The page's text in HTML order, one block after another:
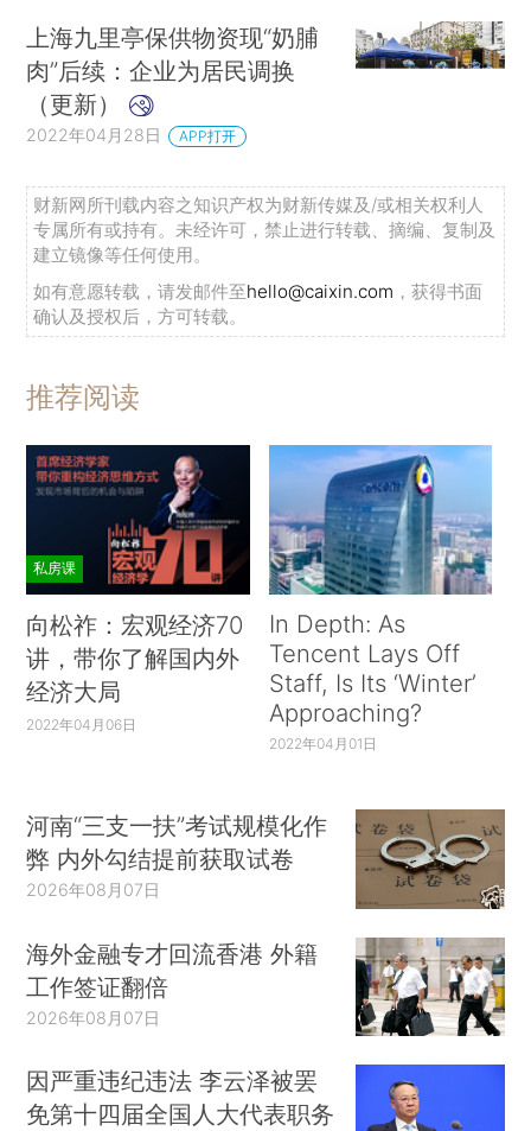
上海九里亭保供物资现“奶脯
肉”后续：企业为居民调换
（更新）
2022年04月28日 APP打开
财新网所刊载内容之知识产权为财新传媒及/或相关权利人
专属所有或持有。未经许可，禁止进行转载、摘编、复制及
建立镜像等任何使用。
如有意愿转载，请发邮件至hello@caixin.com ，获得书面
确认及授权后，方可转载。
推荐阅读
私房课
向松祚：宏观经济70
讲，带你了解国内外
经济大局
2022年04月06日
In Depth: As
Tencent Lays Off
Staff, Is Its ‘Winter’
Approaching?
2022年04月01日
河南“三支一扶”考试规模化作
弊 内外勾结提前获取试卷
2026年08月07日
海外金融专才回流香港 外籍
工作签证翻倍
2026年08月07日
因严重违纪违法 李云泽被罢
免第十四届全国人大代表职务